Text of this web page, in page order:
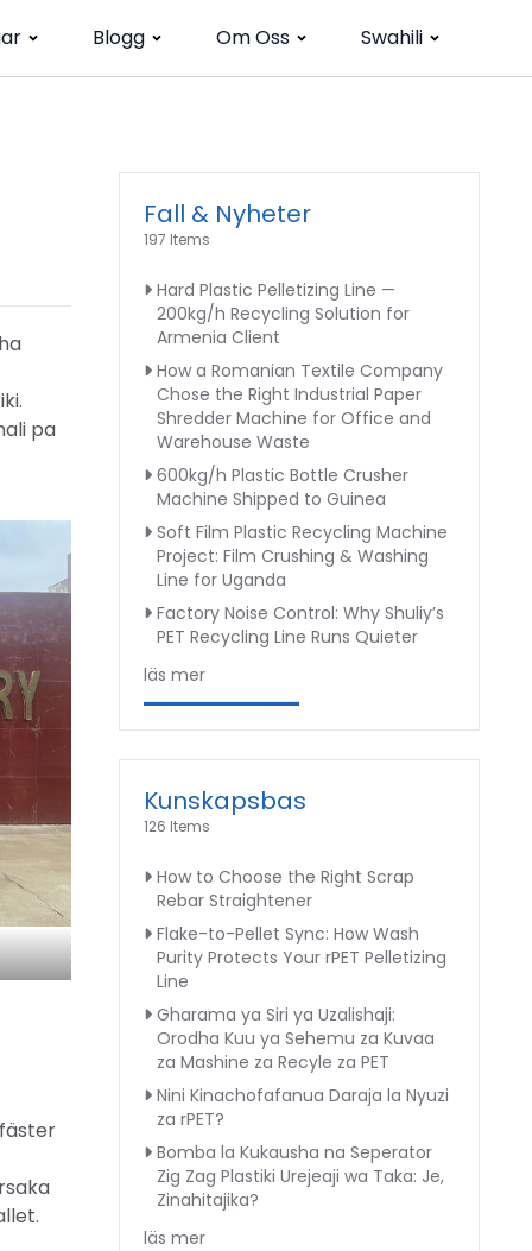
Blogg Om Oss Swahili
pa
Fall & Nyheter
197 Items
Hard Plastic Pelletizing Line —
200kg/h Recycling Solution for
Armenia Client
How a Romanian Textile Company
Chose the Right Industrial Paper
Shredder Machine for Office and
Warehouse Waste
600kg/h Plastic Bottle Crusher
Machine Shipped to Guinea
Soft Film Plastic Recycling Machine
Project: Film Crushing & Washing
Line for Uganda
Factory Noise Control: Why Shuliy’s
PET Recycling Line Runs Quieter
läs mer
Kunskapsbas
126 Items
How to Choose the Right Scrap
Rebar Straightener
Flake-to-Pellet Sync: How Wash
Purity Protects Your rPET Pelletizing
Line
Gharama ya Siri ya Uzalishaji:
Orodha Kuu ya Sehemu za Kuvaa
za Mashine za Recyle za PET
Nini Kinachofafanua Daraja la Nyuzi
za rPET?
Bomba la Kukausha na Seperator
Zig Zag Plastiki Urejeaji wa Taka: Je,
Zinahitajika?
läs mer